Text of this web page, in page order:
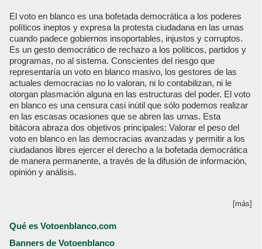
El voto en blanco es una bofetada democrática a los poderes
políticos ineptos y expresa la protesta ciudadana en las urnas
cuando padece gobiernos insoportables, injustos y corruptos.
Es un gesto democrático de rechazo a los políticos, partidos y
programas, no al sistema. Conscientes del riesgo que
representaría un voto en blanco masivo, los gestores de las
actuales democracias no lo valoran, ni lo contabilizan, ni le
otorgan plasmación alguna en las estructuras del poder. El voto
en blanco es una censura casi inútil que sólo podemos realizar
en las escasas ocasiones que se abren las urnas. Esta
bitácora abraza dos objetivos principales: Valorar el peso del
voto en blanco en las democracias avanzadas y permitir a los
ciudadanos libres ejercer el derecho a la bofetada democrática
de manera permanente, a través de la difusión de información,
opinión y análisis.
[más]
Qué es Votoenblanco.com
Banners de Votoenblanco